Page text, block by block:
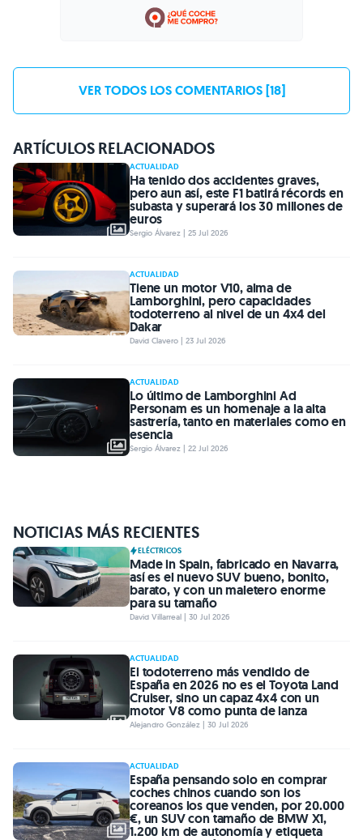
VER TODOS LOS COMENTARIOS [18]
ARTÍCULOS RELACIONADOS
ACTUALIDAD
Ha tenido dos accidentes graves,
pero aun así, este F1 batirá récords en
subasta y superará los 30 millones de
euros
Sergio Álvarez | 25 Jul 2026
ACTUALIDAD
Tiene un motor V10, alma de
Lamborghini, pero capacidades
todoterreno al nivel de un 4x4 del
Dakar
David Clavero | 23 Jul 2026
ACTUALIDAD
Lo último de Lamborghini Ad
Personam es un homenaje a la alta
sastrería, tanto en materiales como en
esencia
Sergio Álvarez | 22 Jul 2026
NOTICIAS MÁS RECIENTES
ELÉCTRICOS
Made in Spain, fabricado en Navarra,
así es el nuevo SUV bueno, bonito,
barato, y con un maletero enorme
para su tamaño
David Villarreal | 30 Jul 2026
ACTUALIDAD
El todoterreno más vendido de
España en 2026 no es el Toyota Land
Cruiser, sino un capaz 4x4 con un
motor V8 como punta de lanza
Alejandro González | 30 Jul 2026
ACTUALIDAD
España pensando solo en comprar
coches chinos cuando son los
coreanos los que venden, por 20.000
€, un SUV con tamaño de BMW X1,
1.200 km de autonomía y etiqueta